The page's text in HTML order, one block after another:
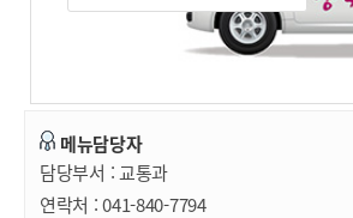
메뉴담당자
담당부서 : 교통과
연락처 :041-840-7794